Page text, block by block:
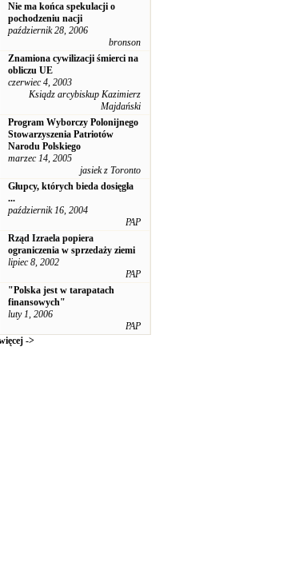
Nie ma końca spekulacji o
pochodzeniu nacji
październik 28, 2006
bronson
Znamiona cywilizacji śmierci na
obliczu UE
czerwiec 4, 2003
Ksiądz arcybiskup Kazimierz
Majdański
Program Wyborczy Polonijnego
Stowarzyszenia Patriotów
Narodu Polskiego
marzec 14, 2005
jasiek z Toronto
Głupcy, których bieda dosięgła
...
październik 16, 2004
PAP
Rząd Izraela popiera
ograniczenia w sprzedaży ziemi
lipiec 8, 2002
PAP
"Polska jest w tarapatach
finansowych"
luty 1, 2006
PAP
->